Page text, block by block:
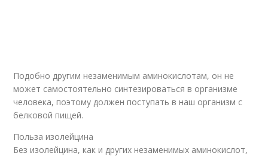
Подобно другим незаменимым аминокислотам, он не
может самостоятельно синтезироваться в организме
человека, поэтому должен поступать в наш организм с
белковой пищей.
Польза изолейцина
Без изолейцина, как и других незаменимых аминокислот,